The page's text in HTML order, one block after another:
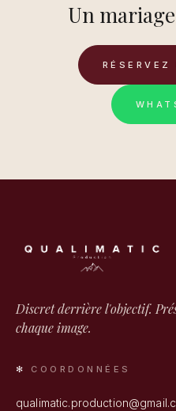
Un
RÉSERVEZ
Discret derrière l'objectif.
chaque image.
COORDONNÉES